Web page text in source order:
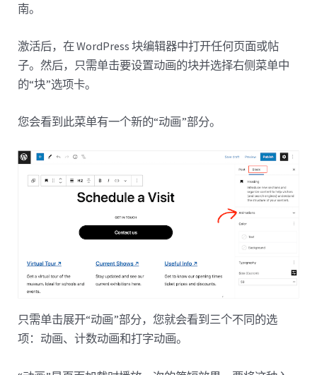
南。
激活后，在 WordPress 块编辑器中打开任何页面或帖
子。然后，只需单击要设置动画的块并选择右侧菜单中
的“块”选项卡。
您会看到此菜单有一个新的“动画”部分。
只需单击展开“动画”部分，您就会看到三个不同的选
项：动画、计数动画和打字动画。